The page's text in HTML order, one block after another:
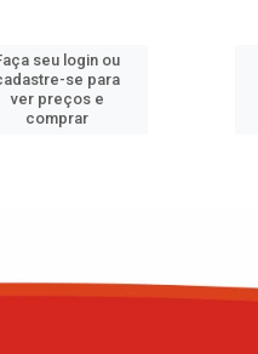
seu login ou
se para
ver preços e
comprar